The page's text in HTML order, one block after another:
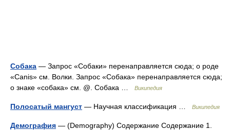
Собака — Запрос «Собаки» перенаправляется сюда; о роде
«Canis» см. Волки. Запрос «Собака» перенаправляется сюда;
о знаке «собака» см. @. Собака …
Википедия
Полосатый мангуст — Научная классификация … Википедия
Демография — (Demography) Содержание Содержание 1.